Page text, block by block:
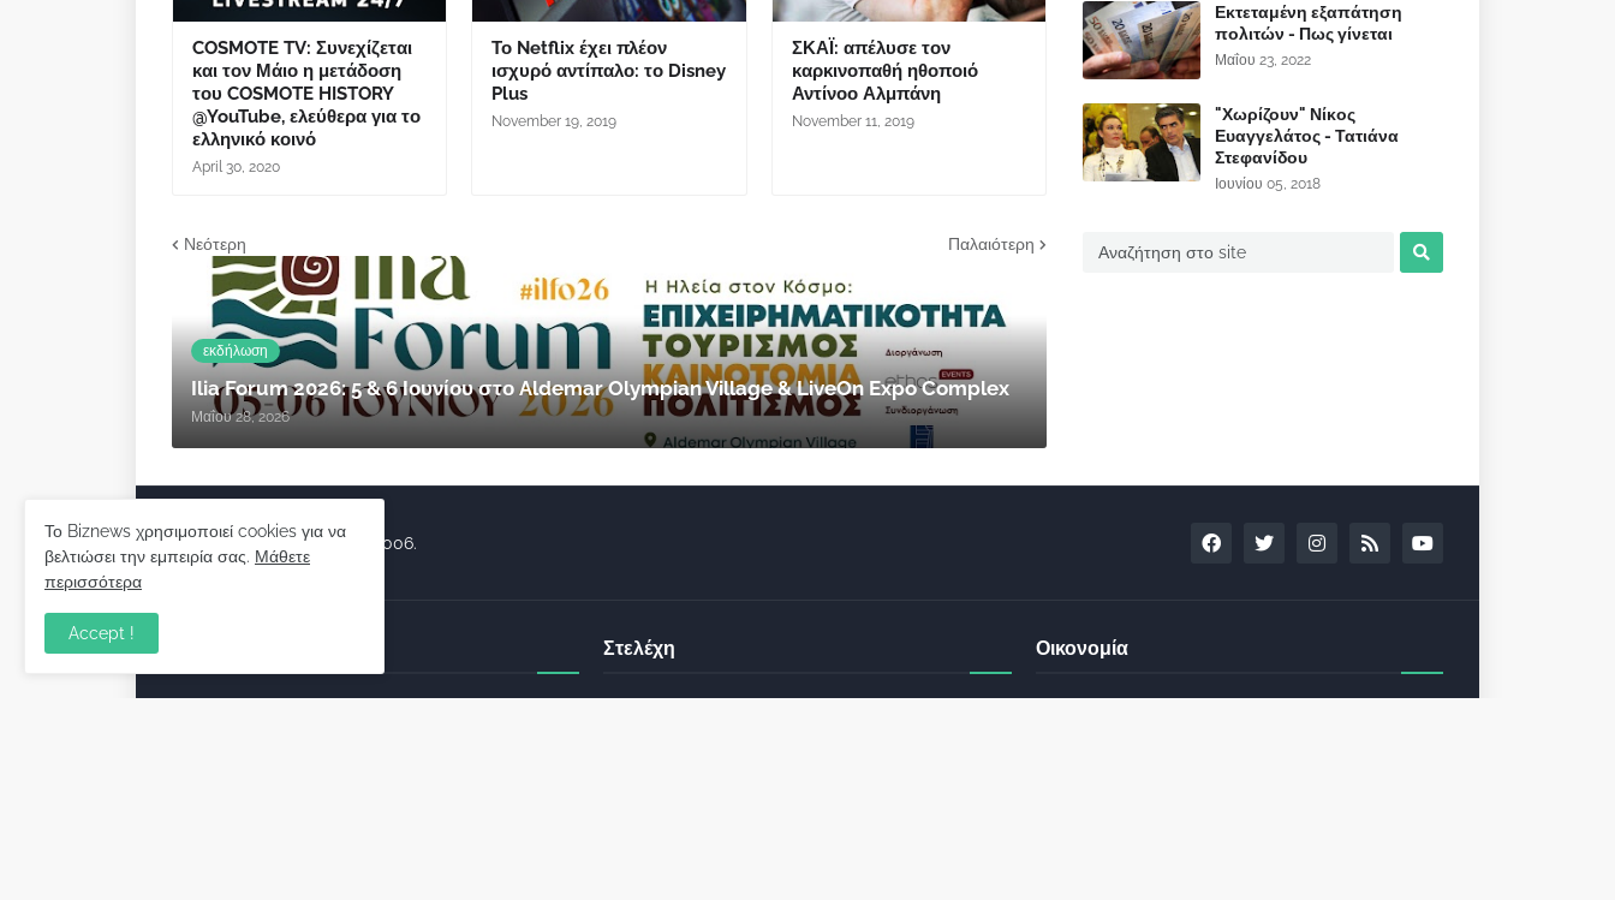
COSMOTE TV: Συνεχίζεται
και τον Μάιο η μετάδοση
του COSMOTE HISTORY
@YouTube, ελεύθερα για το
ελληνικό κοινό
April 30, 2020
Το Netflix έχει πλέον
ισχυρό αντίπαλο: το Disney
Plus
November 19, 2019
ΣΚΑΪ: απέλυσε τον
καρκινοπαθή ηθοποιό
Αντίνοο Αλμπάνη
November 11, 2019
Νεότερη Παλαιότερη
εκδήλωση
Ilia Forum 2026: 5 & 6 Ιουνίου στο Aldemar Olympian Village & LiveOn Expo Complex
Μαΐου 28, 2026
Εκτεταμένη εξαπάτηση
πολιτών - Πως γίνεται
Μαΐου 23, 2022
"Χωρίζουν" Νίκος
Ευαγγελάτος - Τατιάνα
Στεφανίδου
Ιουνίου 05, 2018
Biznews από το 2006.
Στελέχη Οικονομία
Το Biznews χρησιμοποιεί cookies για να
βελτιώσει την εμπειρία σας. Μάθετε
περισσότερα
Accept !